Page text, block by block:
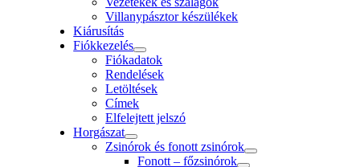
Villanypásztor készülékek
Kiárusítás
Fiókkezelés
Fiókadatok
Rendelések
Letöltések
Címek
Elfelejtett jelszó
Horgászat
Zsinórok és fonott zsinórok
Fonott – főzsinórok